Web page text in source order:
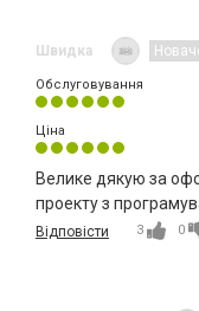
Швидка
Обслуговування
Ціна
Велике дякую за
проекту з
Відповісти 3 0